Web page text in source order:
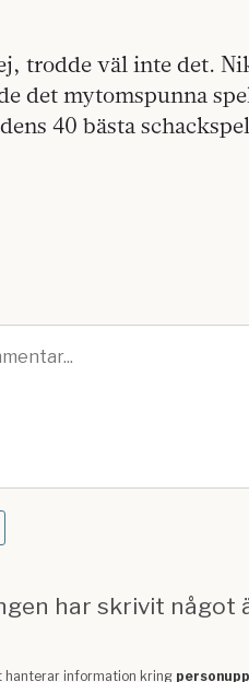
trodde väl inte det.
det mytomspunna
40 bästa